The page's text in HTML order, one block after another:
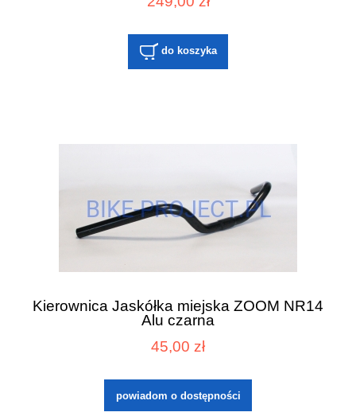
do koszyka
Kierownica Jaskółka miejska ZOOM NR14
Alu czarna
45,00 zł
powiadom o dostępności